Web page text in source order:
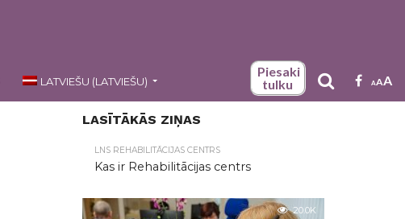
LATVIEŠU (LATVIEŠU)
Piesaki
tulku
AAA
LASĪTĀKĀS ZIŅAS
LNS REHABILITĀCIJAS CENTRS
Kas ir Rehabilitācijas centrs
20.0K